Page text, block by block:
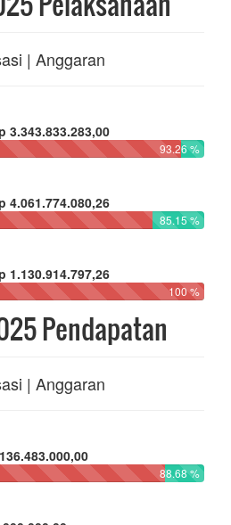
| Anggaran
3.343.833.283,00
93.26 %
4.061.774.080,26
85.15 %
1.130.914.797,26
100 %
Pendapatan
| Anggaran
88.68 %